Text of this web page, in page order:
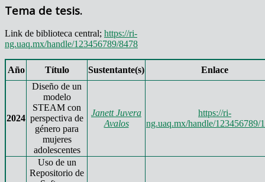
Tema de tesis.
Link de biblioteca central; https://ri-
ng.uaq.mx/handle/123456789/8478
Año Título Sustentante(s) Enlace
2024
Diseño de un
modelo
STEAM con
perspectiva de
género para
mujeres
adolescentes
Janett Juvera
Avalos
https://ri-
ng.uaq.mx/handle/123456789/
Uso de un
Repositorio de